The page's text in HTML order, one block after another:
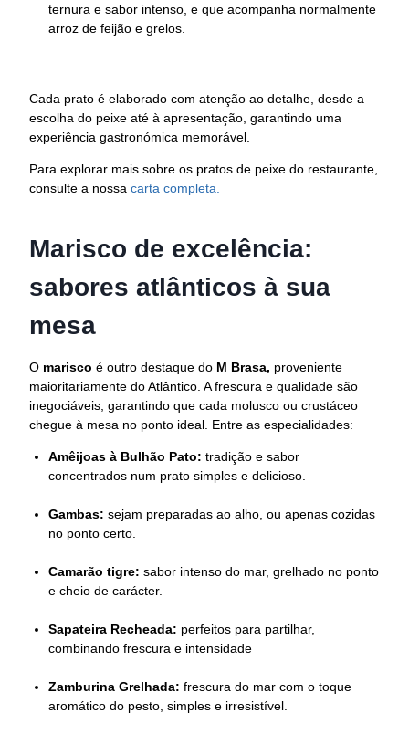
ternura e sabor intenso, e que acompanha normalmente
arroz de feijão e grelos.
Cada prato é elaborado com atenção ao detalhe, desde a
escolha do peixe até à apresentação, garantindo uma
experiência gastronómica memorável.
Para explorar mais sobre os pratos de peixe do restaurante,
consulte a nossacarta completa.
Marisco de excelência:
sabores atlânticos à sua
mesa
O mariscoé outro destaque do M Brasa, proveniente
maioritariamente do Atlântico. A frescura e qualidade são
inegociáveis, garantindo que cada molusco ou crustáceo
chegue à mesa no ponto ideal. Entre as especialidades:
Amêijoas à Bulhão Pato: tradição e sabor
concentrados num prato simples e delicioso.
Gambas: sejam preparadas ao alho, ou apenas cozidas
no ponto certo.
Camarão tigre:sabor intenso do mar, grelhado no ponto
e cheio de carácter.
Sapateira Recheada: perfeitos para partilhar,
combinando frescura e intensidade
Zamburina Grelhada: frescura do mar com o toque
aromático do pesto, simples e irresistível.